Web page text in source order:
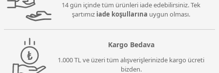
14 gün içinde tüm ürünleri iade edebilirsiniz. Tek
şartımız iade koşullarına uygun olması.
Kargo Bedava
1.000 TL ve üzeri tüm alışverişlerinizde kargo ücreti
bizden.